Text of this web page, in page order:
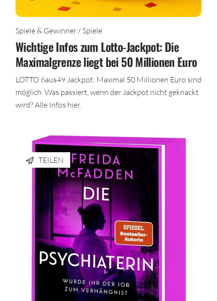
Spiele & Gewinner / Spiele
Wichtige Infos zum Lotto-Jackpot: Die
Maximalgrenze liegt bei 50 Millionen Euro
LOTTO 6aus49 Jackpot: Maximal 50 Millionen Euro sind
möglich. Was passiert, wenn der Jackpot nicht geknackt
wird? Alle Infos hier.
TEILEN